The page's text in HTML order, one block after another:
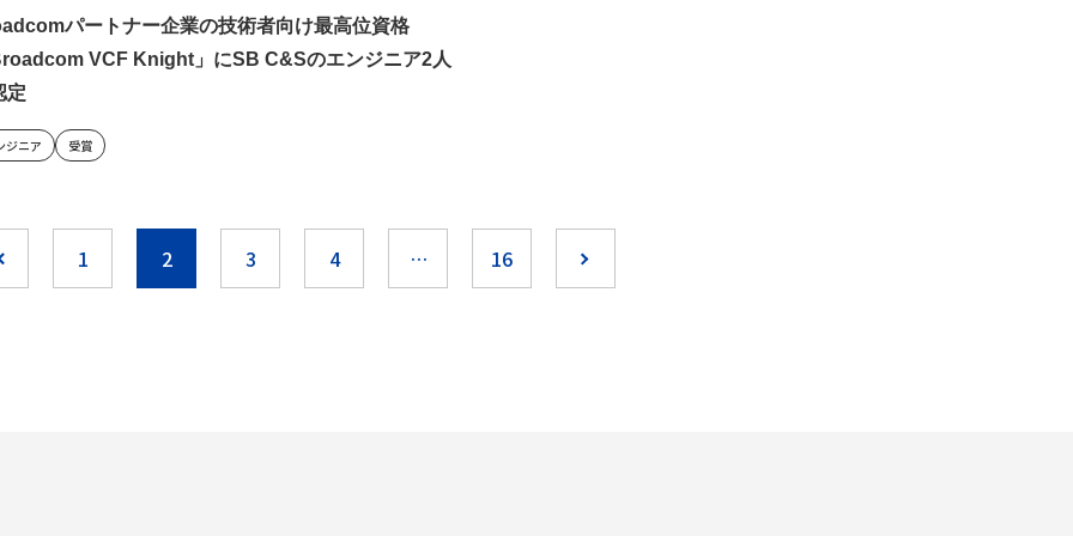
パートナー企業の技術者向け最高位資格
VCF Knight」にSB C&Sのエンジニア2人
定
ジニア 受賞
1 2 3 4 … 16